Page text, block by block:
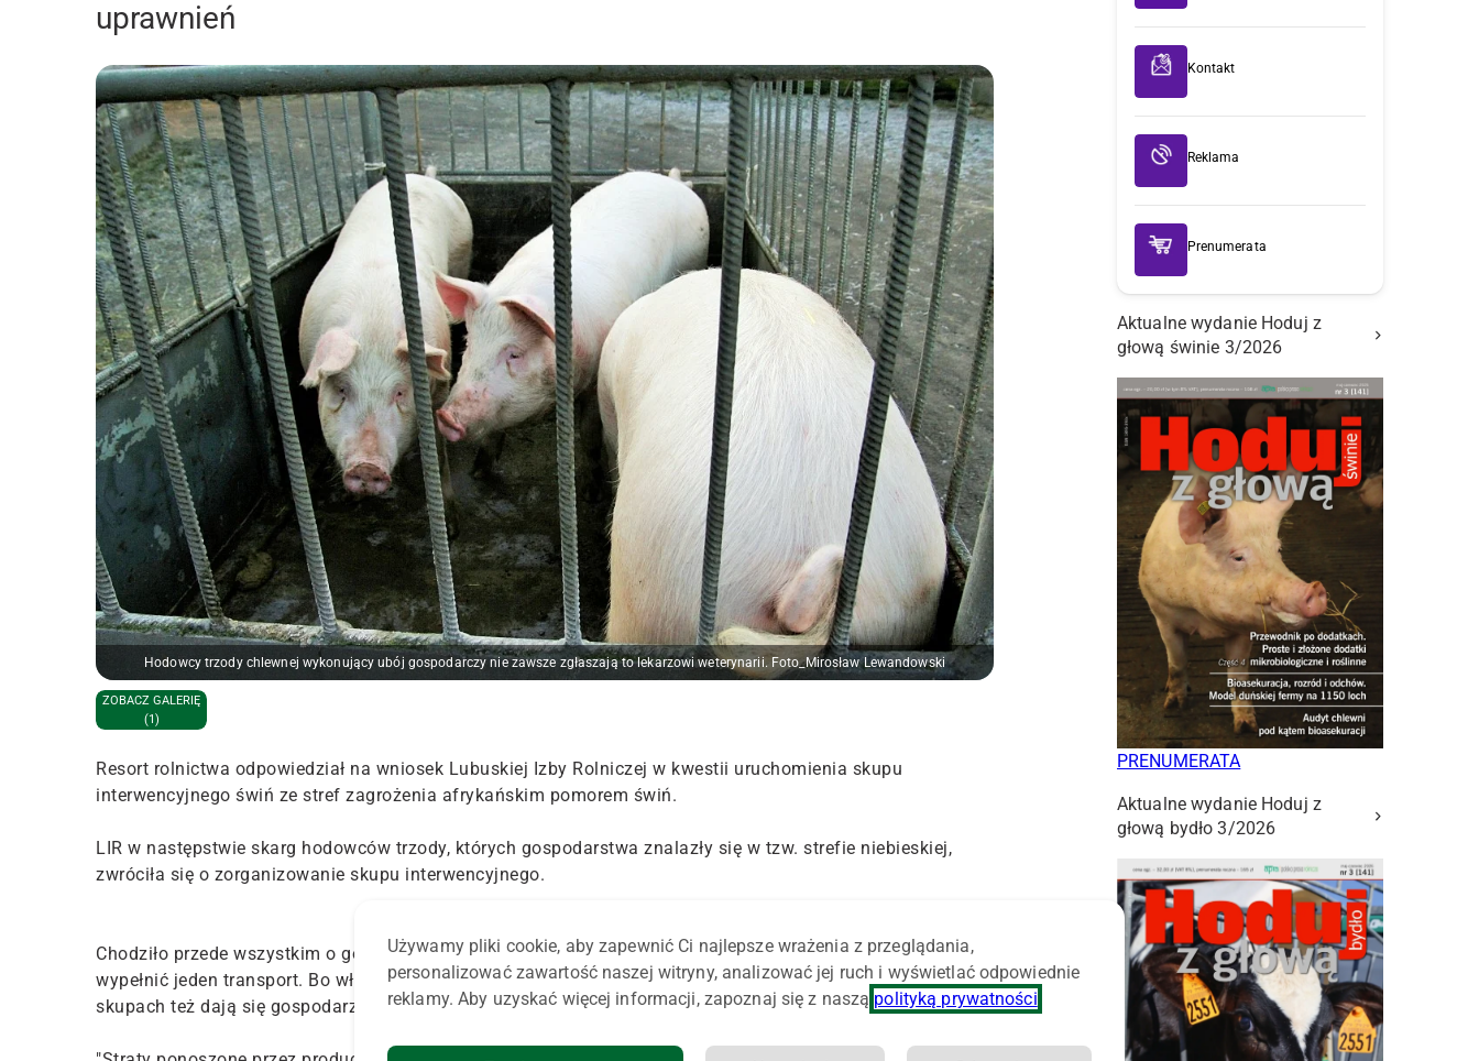
uprawnień
Hodowcy trzody chlewnej wykonujący ubój gospodarczy nie zawsze zgłaszają to lekarzowi weterynarii. Foto_Mirosław Lewandowski
ZOBACZ GALERIĘ
(1)
Resort rolnictwa odpowiedział na wniosek Lubuskiej Izby Rolniczej w kwestii uruchomienia skupu
interwencyjnego świń ze stref zagrożenia afrykańskim pomorem świń.
LIR w następstwie skarg hodowców trzody, których gospodarstwa znalazły się w tzw. strefie niebieskiej,
zwróciła się o zorganizowanie skupu interwencyjnego.
Chodziło przede wszystkim o gospodarstwa utrzymujące poniżej 180 sztuk zwierząt, czyli liczby mogącej
wypełnić jeden transport. Bo właśnie niewielkich hodowli najbardziej dotykają koszty transportu, a ceny w
skupach też dają się gospodarzom we znaki.
Kontakt
Reklama
Prenumerata
Aktualne wydanie Hoduj z
głową świnie 3/2026
PRENUMERATA
Aktualne wydanie Hoduj z
głową bydło 3/2026
Używamy pliki cookie, aby zapewnić Ci najlepsze wrażenia z przeglądania,
personalizować zawartość naszej witryny, analizować jej ruch i wyświetlać odpowiednie
reklamy. Aby uzyskać więcej informacji, zapoznaj się z naszą polityką prywatności